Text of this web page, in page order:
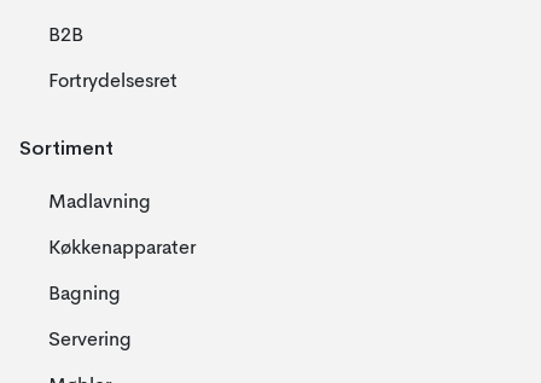
B2B
Fortrydelsesret
Sortiment
Madlavning
Køkkenapparater
Bagning
Servering